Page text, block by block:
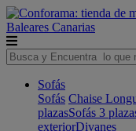
Baleares Canarias
Sofás
Sofás Chaise
plazasSofás 3
exteriorDivanes